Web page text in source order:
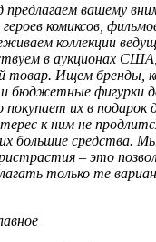
вашему
комиксов,
коллекции
в аукционах
товар. Ищем бренды,
бюджетные фигурки
покупает их в подарок
к ним не
большие средства.
– это
только те